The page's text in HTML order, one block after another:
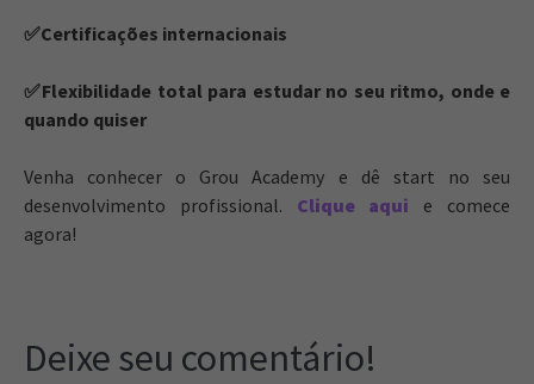
✅Certificações internacionais
✅Flexibilidade total para estudar no seu ritmo, onde e
quando quiser
Venha conhecer o Grou Academy e dê start no seu
desenvolvimento profissional. Clique aqui e comece
agora!
Deixe seu comentário!